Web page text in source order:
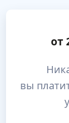
от
вы